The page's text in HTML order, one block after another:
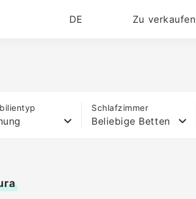
DE Zu verkaufen
Schlafzimmer
Beliebige Betten